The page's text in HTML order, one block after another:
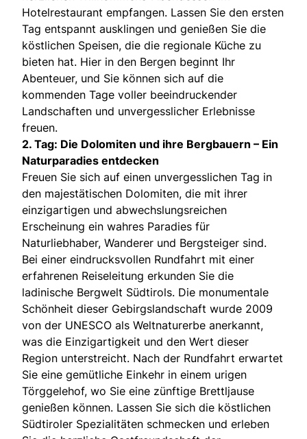
Hotelrestaurant empfangen. Lassen Sie den ersten
Tag entspannt ausklingen und genießen Sie die
köstlichen Speisen, die die regionale Küche zu
bieten hat. Hier in den Bergen beginnt Ihr
Abenteuer, und Sie können sich auf die
kommenden Tage voller beeindruckender
Landschaften und unvergesslicher Erlebnisse
freuen.
2. Tag: Die Dolomiten und ihre Bergbauern – Ein
Naturparadies entdecken
Freuen Sie sich auf einen unvergesslichen Tag in
den majestätischen Dolomiten, die mit ihrer
einzigartigen und abwechslungsreichen
Erscheinung ein wahres Paradies für
Naturliebhaber, Wanderer und Bergsteiger sind.
Bei einer eindrucksvollen Rundfahrt mit einer
erfahrenen Reiseleitung erkunden Sie die
ladinische Bergwelt Südtirols. Die monumentale
Schönheit dieser Gebirgslandschaft wurde 2009
von der UNESCO als Weltnaturerbe anerkannt,
was die Einzigartigkeit und den Wert dieser
Region unterstreicht. Nach der Rundfahrt erwartet
Sie eine gemütliche Einkehr in einem urigen
Törggelehof, wo Sie eine zünftige Brettljause
genießen können. Lassen Sie sich die köstlichen
Südtiroler Spezialitäten schmecken und erleben